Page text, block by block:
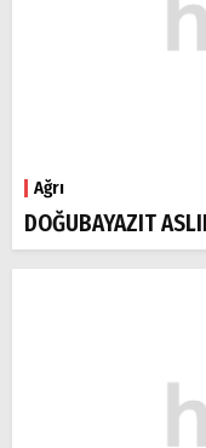
Ağrı
DOĞUBAYAZIT